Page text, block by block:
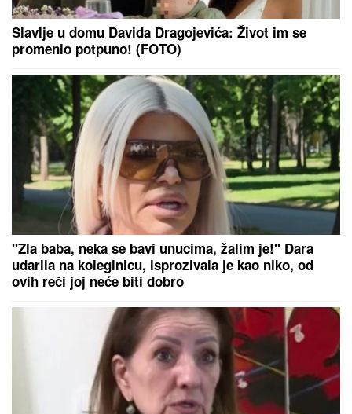
Slavlje u domu Davida Dragojevića: Život im se
promenio potpuno! (FOTO)
"Zla baba, neka se bavi unucima, žalim je!" Dara
udarila na koleginicu, isprozivala je kao niko, od
ovih reči joj neće biti dobro